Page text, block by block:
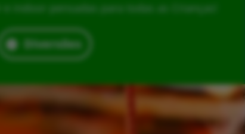
indoor pensadas para todas as Crianças!
Diversões